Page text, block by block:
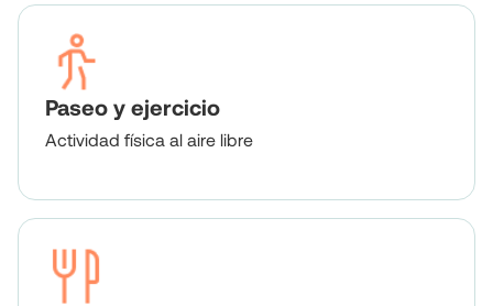
Paseo y ejercicio
Actividad física al aire libre